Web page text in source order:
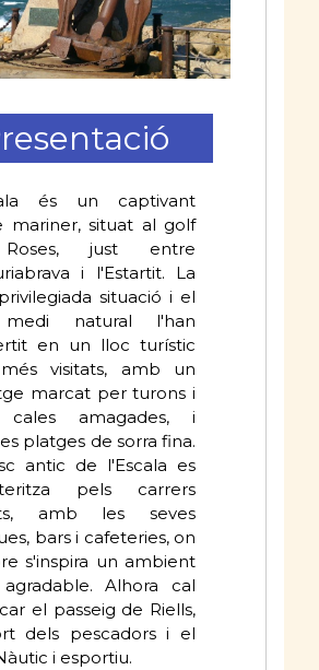
és un captivant
mariner, situat al golf
just entre
i l'Estartit. La
situació i el
natural l'han
en un lloc turístic
visitats, amb un
marcat per turons i
cales amagades, i
platges de sorra fina.
antic de l'Escala es
pels carrers
amb les seves
bars i cafeteries, on
s'inspira un ambient
Alhora cal
el passeig de Riells,
dels pescadors i el
i esportiu.